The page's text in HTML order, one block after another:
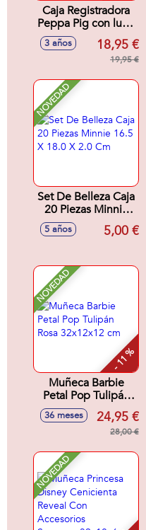
Caja Registradora
Peppa Pig con luz y
sonidos. 23x15x15
3 años 18,95 €
19,95 €
NOVEDAD
Set De Belleza Caja
20 Piezas Minnie
16.5 X 18.0 X 2.0
5 años 5,00 €
NOVEDAD
- 11 %
Muñeca Barbie
Petal Pop Tulipán
Rosa 32x12x12 cm
36 meses 24,95 €
28,00 €
NOVEDAD